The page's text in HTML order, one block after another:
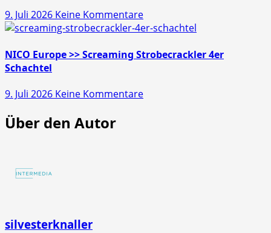
10er
Schachtel
9. Juli 2026 Keine Kommentarezu
NICO
>>
Fontänenbatterie
NICO Europe >> Screaming Strobecrackler 4er
Schachtel
9. Juli 2026 Keine Kommentarezu
Über den Autor
silvesterknaller